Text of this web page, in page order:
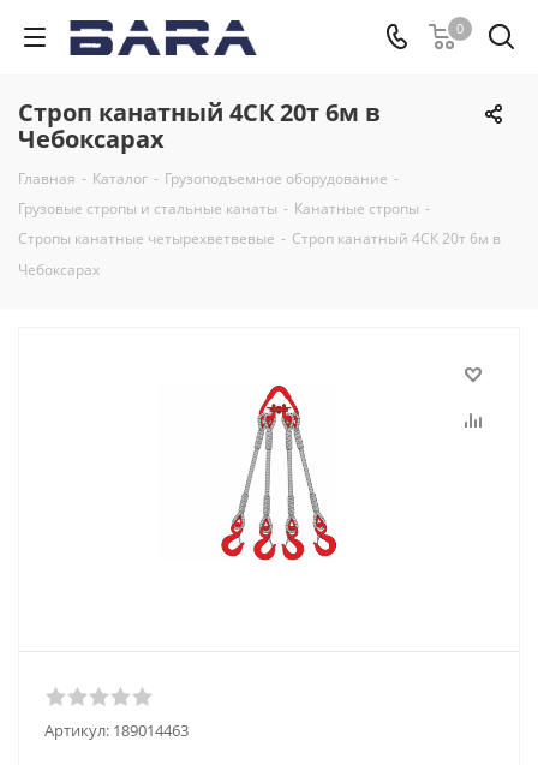
0
Строп канатный 4СК 20т 6м в
Чебоксарах
Главная - Каталог - Грузоподъемное оборудование -
Грузовые стропы и стальные канаты - Канатные стропы -
Стропы канатные четырехветвевые - Строп канатный 4СК 20т 6м в
Чебоксарах
Артикул: 189014463